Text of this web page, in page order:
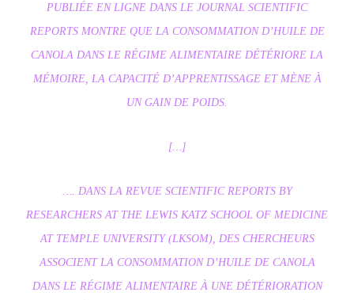
PUBLIÉE EN LIGNE DANS LE JOURNAL SCIENTIFIC
REPORTS MONTRE QUE LA CONSOMMATION D’HUILE DE
CANOLA DANS LE RÉGIME ALIMENTAIRE DÉTÉRIORE LA
MÉMOIRE, LA CAPACITÉ D’APPRENTISSAGE ET MÈNE À
UN GAIN DE POIDS.
[…]
…. DANS LA REVUE SCIENTIFIC REPORTS BY
RESEARCHERS AT THE LEWIS KATZ SCHOOL OF MEDICINE
AT TEMPLE UNIVERSITY (LKSOM), DES CHERCHEURS
ASSOCIENT LA CONSOMMATION D’HUILE DE CANOLA
DANS LE RÉGIME ALIMENTAIRE À UNE DÉTÉRIORATION